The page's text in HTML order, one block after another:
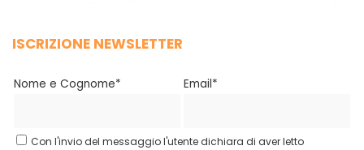
ISCRIZIONE NEWSLETTER
Nome e Cognome* Email*
Con l'invio del messaggio l'utente dichiara di aver letto